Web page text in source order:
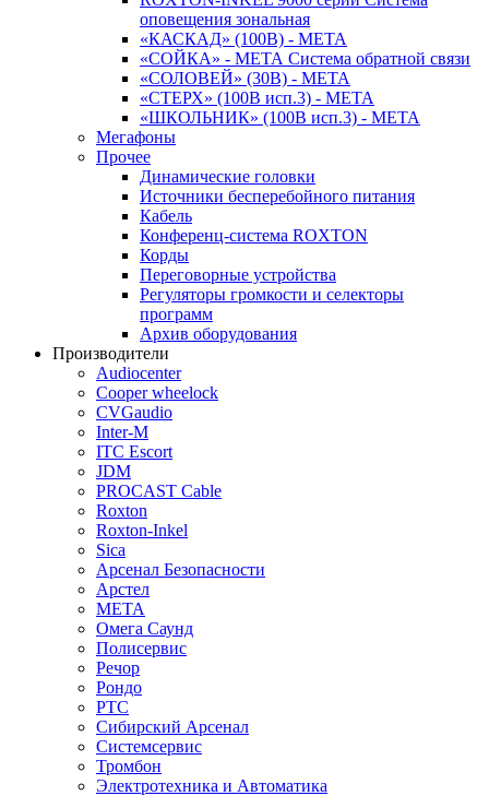
оповещения зональная
«КАСКАД» (100В) - МЕТА
«СОЙКА» - МЕТА Система обратной связи
«СОЛОВЕЙ» (30В) - МЕТА
«СТЕРХ» (100В исп.3) - МЕТА
«ШКОЛЬНИК» (100В исп.3) - МЕТА
Мегафоны
Прочее
Динамические головки
Источники бесперебойного питания
Кабель
Конференц-система ROXTON
Корды
Переговорные устройства
Регуляторы громкости и селекторы
программ
Архив оборудования
Производители
Audiocenter
Cooper wheelock
CVGaudio
Inter-M
ITC Escort
JDM
PROCAST Cable
Roxton
Roxton-Inkel
Sica
Арсенал Безопасности
Арстел
МЕТА
Омега Саунд
Полисервис
Речор
Рондо
РТС
Сибирский Арсенал
Системсервис
Тромбон
Электротехника и Автоматика